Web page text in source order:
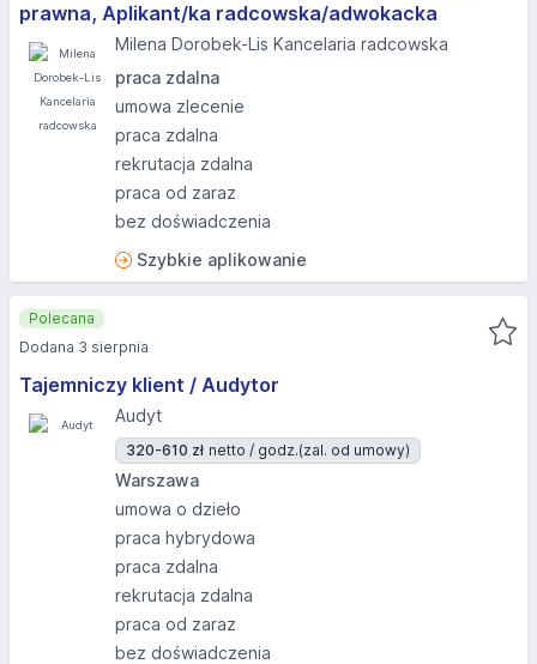
prawna, Aplikant/ka radcowska/adwokacka
Milena Dorobek-Lis Kancelaria radcowska
praca zdalna
umowa zlecenie
praca zdalna
rekrutacja zdalna
praca od zaraz
bez doświadczenia
Szybkie aplikowanie
Tajemniczy klient / Audytor
Audyt
320-610 zł netto / godz.(zal. od umowy)
Warszawa
umowa o dzieło
praca hybrydowa
praca zdalna
rekrutacja zdalna
praca od zaraz
bez doświadczenia
Polecana
Dodana 3 sierpnia